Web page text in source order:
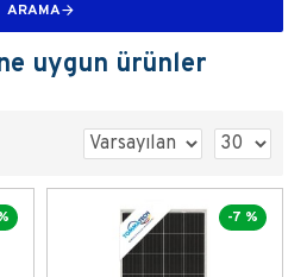
ARAMA
uygun ürünler
-7 %